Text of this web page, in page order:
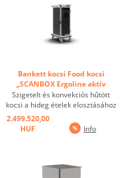
Bankett kocsi Food kocsi
„SCANBOX Ergoline aktív
hűtés ...
Szigetelt és konvekciós hűtött
kocsi a hideg ételek elosztásához
és tárolásához. Digitális kijelzőn
keresztül a hőmérséklet + 3 ° C-
ra állítható. Amint elérte az előre
2.499.520,00
HUF
Info